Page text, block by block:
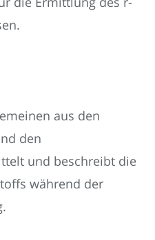
aus den
den
und beschreibt die
während der